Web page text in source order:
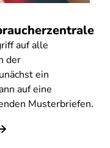
auf alle
der
ein
auf eine
Musterbriefen.